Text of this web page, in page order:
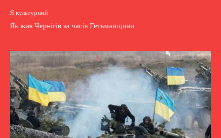
Я культурний
Як жив Чернігів за часів Гетьманщини